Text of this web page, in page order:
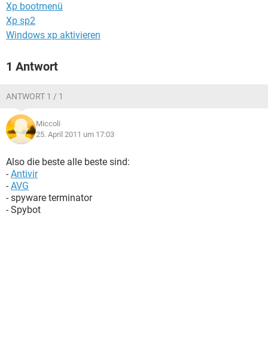
Xp bootmenü
Xp sp2
Windows xp aktivieren
1 Antwort
ANTWORT 1 / 1
Miccoli
25. April 2011 um 17:03
Also die beste alle beste sind:
- Antivir
- AVG
- spyware terminator
- Spybot